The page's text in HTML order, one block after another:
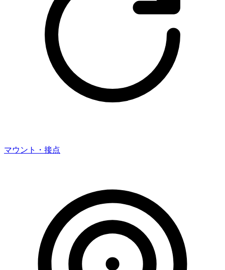
マウント・接点